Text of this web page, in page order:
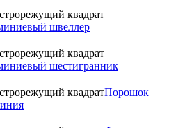
швеллер
шестигранник
Порошок